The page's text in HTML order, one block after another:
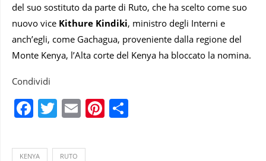
del suo sostituto da parte di Ruto, che ha scelto come suo
nuovo vice Kithure Kindiki, ministro degli Interni e
anch’egli, come Gachagua, proveniente dalla regione del
Monte Kenya, l’Alta corte del Kenya ha bloccato la nomina.
Condividi
Facebook
Twitter
EmailPinterest
KENYA RUTO